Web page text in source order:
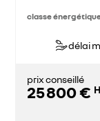
classe
délai
prix conseillé
25 800 €